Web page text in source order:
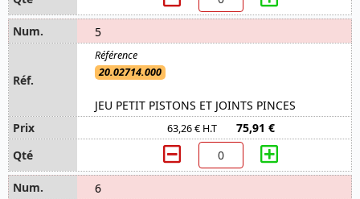
5
20.02714.000
JEU PETIT PISTONS ET JOINTS PINCES
63,26 € H.T 75,91 €
6